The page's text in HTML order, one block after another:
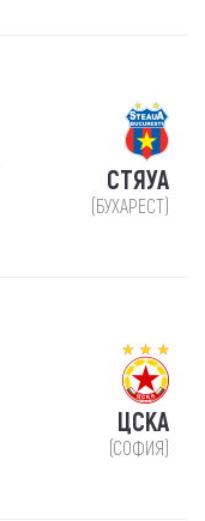
СТЯУА
(БУХАРЕСТ)
ЦСКА
(СОФИЯ)